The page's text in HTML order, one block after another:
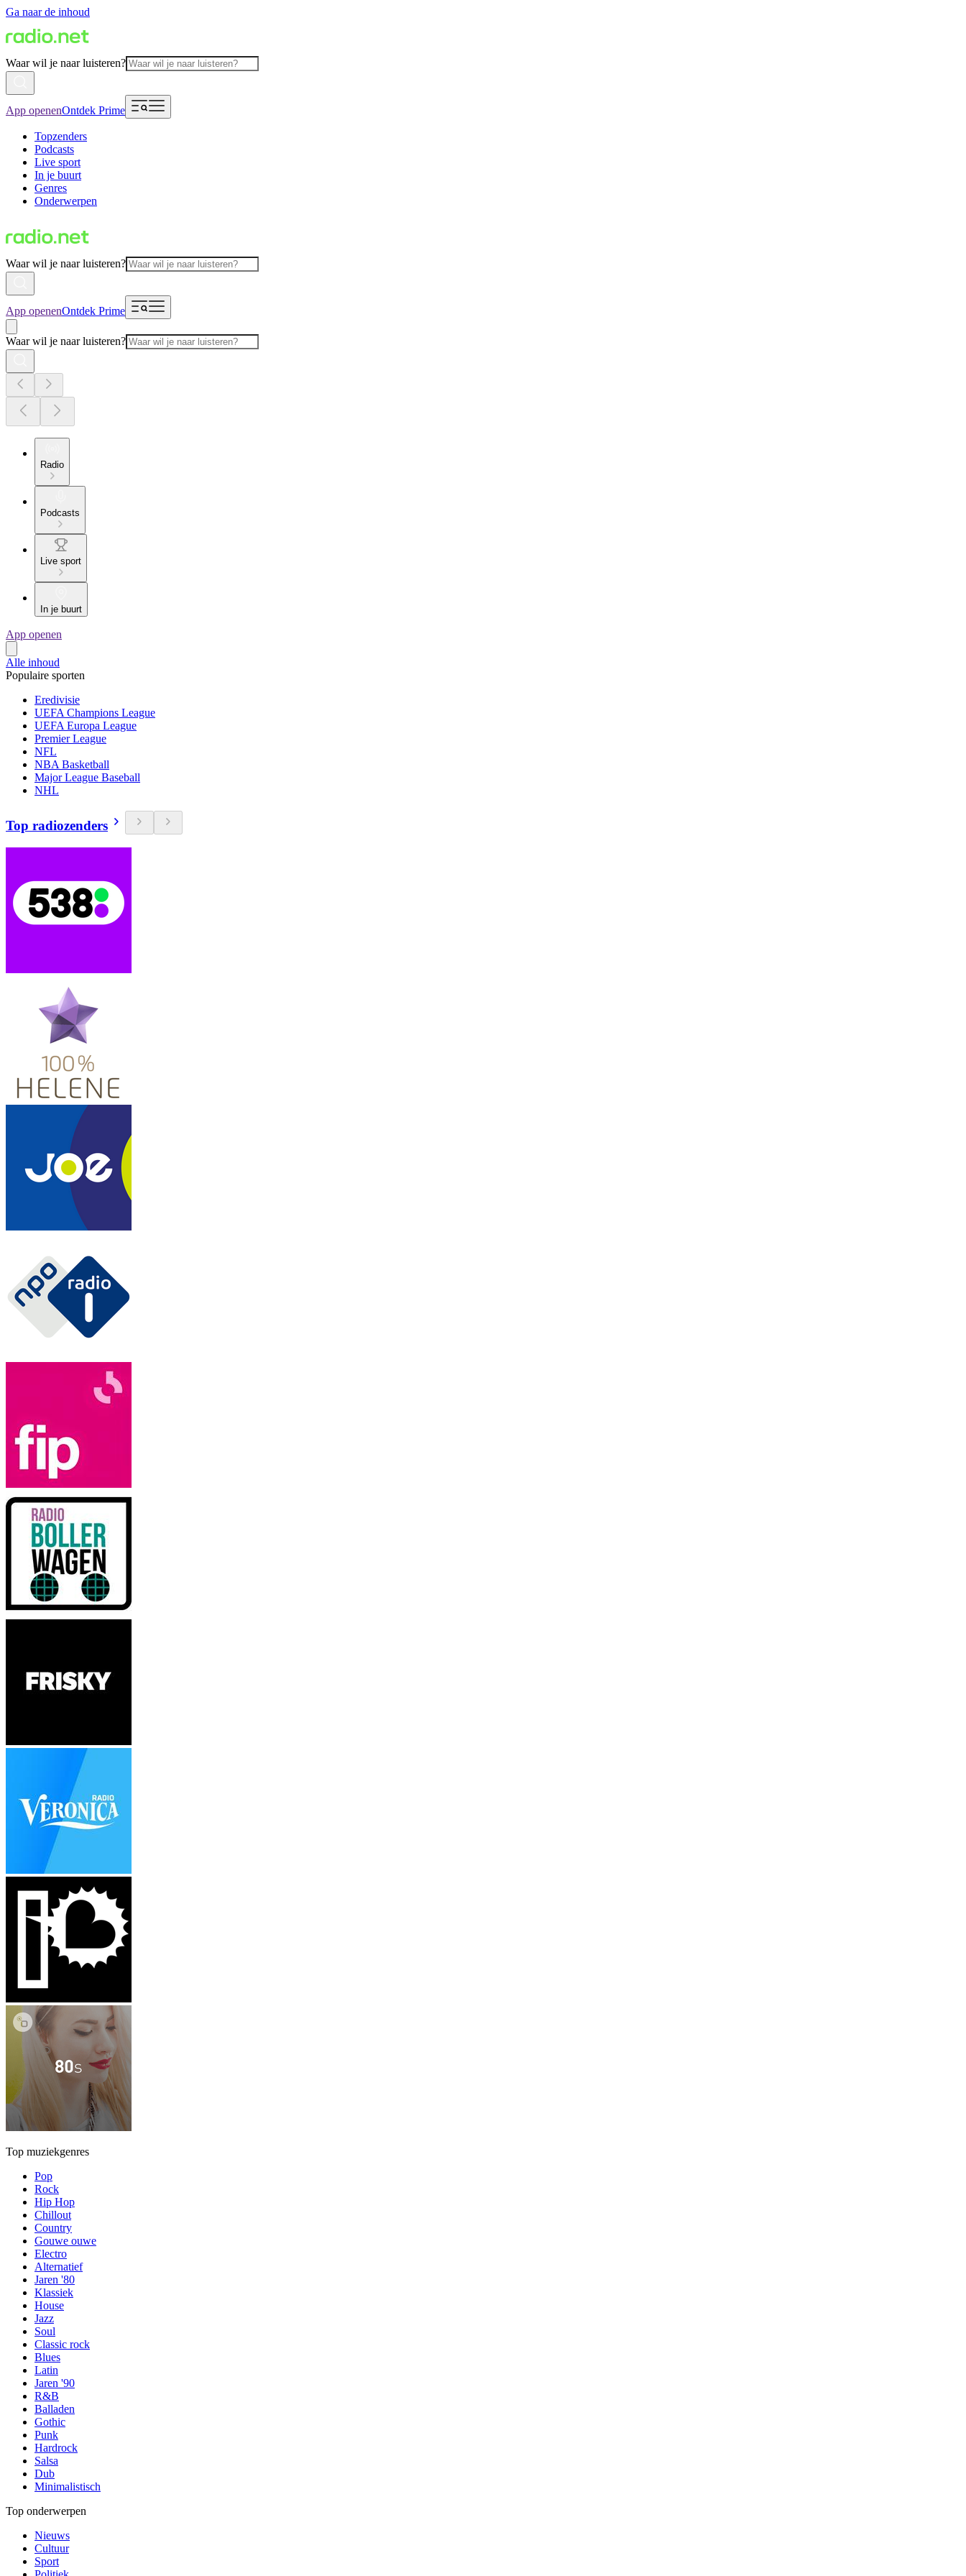
Ga naar de inhoud
Waar wil je naar luisteren?
App openenOntdek Prime
Topzenders
Podcasts
Live sport
In je buurt
Genres
Onderwerpen
Waar wil je naar luisteren?
App openenOntdek Prime
Waar wil je naar luisteren?
Radio
Podcasts
Live sport
In je buurt
App openen
Alle inhoud
Populaire sporten
Eredivisie
UEFA Champions League
UEFA Europa League
Premier League
NFL
NBA Basketball
Major League Baseball
NHL
Top radiozenders
Top muziekgenres
Pop
Rock
Hip Hop
Chillout
Country
Gouwe ouwe
Electro
Alternatief
Jaren '80
Klassiek
House
Jazz
Soul
Classic rock
Blues
Latin
Jaren '90
R&B
Balladen
Gothic
Punk
Hardrock
Salsa
Dub
Minimalistisch
Top onderwerpen
Nieuws
Cultuur
Sport